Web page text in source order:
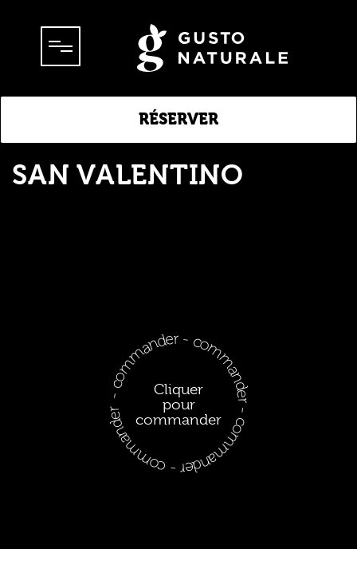
RÉSERVER
SAN VALENTINO
Cliquer
pour
commander
- commander - commander - commander - commander